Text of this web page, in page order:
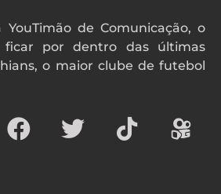
YouTimão de Comunicação, o
ficar por dentro das últimas
o maior clube de futebol